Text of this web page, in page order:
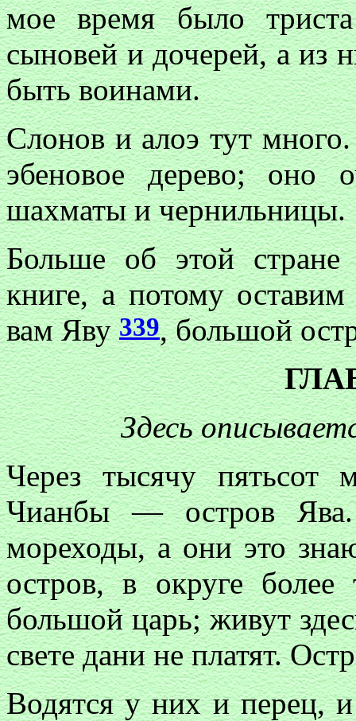
мое время было
сыновей и дочерей, а из
быть воинами.
Слонов и алоэ тут
эбеновое дерево; оно
шахматы и чернильницы.
Больше об этой стране
книге, а потому
вам Яву339, большой
Здесь
Через тысячу
Чианбы — остров Ява.
мореходы, а они это
остров, в округе
большой царь; живут
свете дани не платят.
Водятся у них и перец,